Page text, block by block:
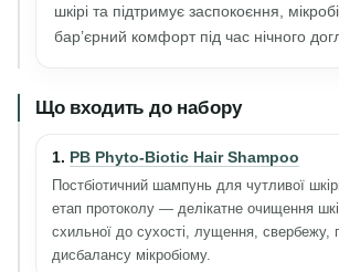
шкірі та підтримує заспокоєння,
бар’єрний комфорт під час нічного
Що входить до набору
1. PB Phyto-Biotic Hair Shampoo
Постбіотичний шампунь для чутливої
етап протоколу — делікатне очищення
схильної до сухості, лущення, свербежу,
дисбалансу мікробіому.